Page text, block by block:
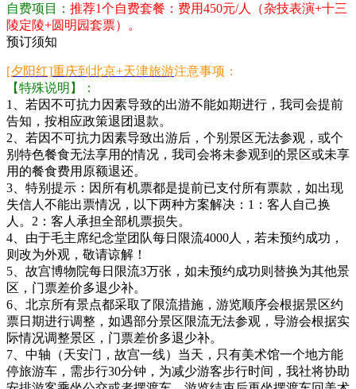
自费项目： 推荐1个自费套餐：费用450元/人（杂技表演+十三
陵定陵+圆明园套票）。
预订须知
[夕阳红]重庆到北京+天津旅游注意事项：
【特殊说明】：
1、若因不可抗力因素导致的出游不能如期进行，我司会提前
告知，按相应政策退团退款。
2、若因不可抗力因素导致出游后，个别景区无法参观，或个
别特色餐食无法享用的情况，我司会将未参观到的景区或未享
用的餐食费用原额退还。
3、特别提示：因所有机票都是提前已支付所有票款，如出现
失信人不能出票情况，以下两种方案解决：1：客人自己换
人。2：客人承担全部机票损失。
4、由于毛主席纪念堂团队每日限流4000人，若未预约成功，
则改为外观，敬请谅解！
5、故宫博物院每日限流3万张，如未预约成功则替换为其他景
区，门票差价多退少补。
6、北京所有景点都采取了限流措施，游览顺序会根据景区约
票日期进行调整，如遇部分景区限流无法参观，导游会根据实
际情况调整景区，门票差价多退少补。
7、中轴（天安门，故宫一线）当天，只有美术馆一个地方能
停旅游车，需步行30分钟，为减少游客步行时间，我社将协助